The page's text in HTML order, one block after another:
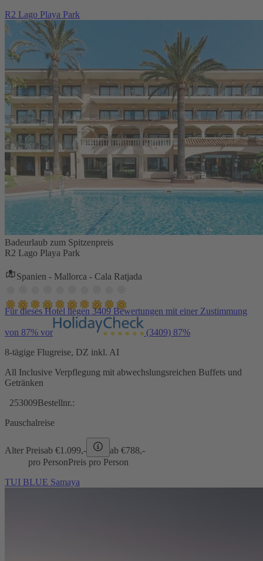
R2 Lago Playa Park
Badeurlaub zum Spitzenpreis
R2 Lago Playa Park
Spanien - Mallorca - Cala Ratjada
Für dieses Hotel liegen 3409 Bewertungen mit einer Zustimmung
von 87% vor (3409) 87%
8-tägige Flugreise, DZ inkl. AI
All Inclusive Verpflegung mit abwechslungsreichen Buffets und
Getränken
253009Bestellnr.:
Pauschalreise
Alter Preisab €1.099,- ab €788,-
pro PersonPreis pro Person
TUI BLUE Samaya